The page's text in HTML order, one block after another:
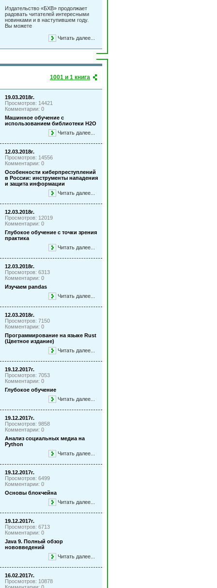
Издательство «БХВ» продолжает
радовать читателей интересными
новинками и в наступившем году.
Вы можете
Читать далее...
1001 и 1 книга
19.03.2018г.
Просмотров: 14421
Комментарии: 0
Машинное обучение с
использованием библиотеки Н2О
Читать далее...
12.03.2018г.
Просмотров: 14556
Комментарии: 0
Особенности киберпреступлений
в России: инструменты нападения
и защита информации
Читать далее...
12.03.2018г.
Просмотров: 12019
Комментарии: 0
Глубокое обучение с точки зрения
практика
Читать далее...
12.03.2018г.
Просмотров: 6313
Комментарии: 0
Изучаем pandas
Читать далее...
12.03.2018г.
Просмотров: 7150
Комментарии: 0
Программирование на языке Rust
(Цветное издание)
Читать далее...
19.12.2017г.
Просмотров: 7053
Комментарии: 0
Глубокое обучение
Читать далее...
19.12.2017г.
Просмотров: 9858
Комментарии: 0
Анализ социальных медиа на
Python
Читать далее...
19.12.2017г.
Просмотров: 6499
Комментарии: 0
Основы блокчейна
Читать далее...
19.12.2017г.
Просмотров: 6713
Комментарии: 0
Java 9. Полный обзор
нововведений
Читать далее...
16.02.2017г.
Просмотров: 10878